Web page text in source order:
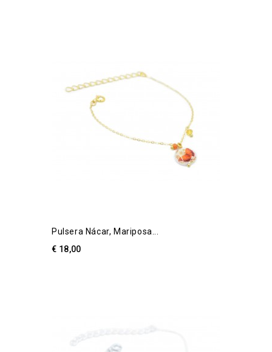
Pulsera Nácar, Mariposa...
€ 18,00